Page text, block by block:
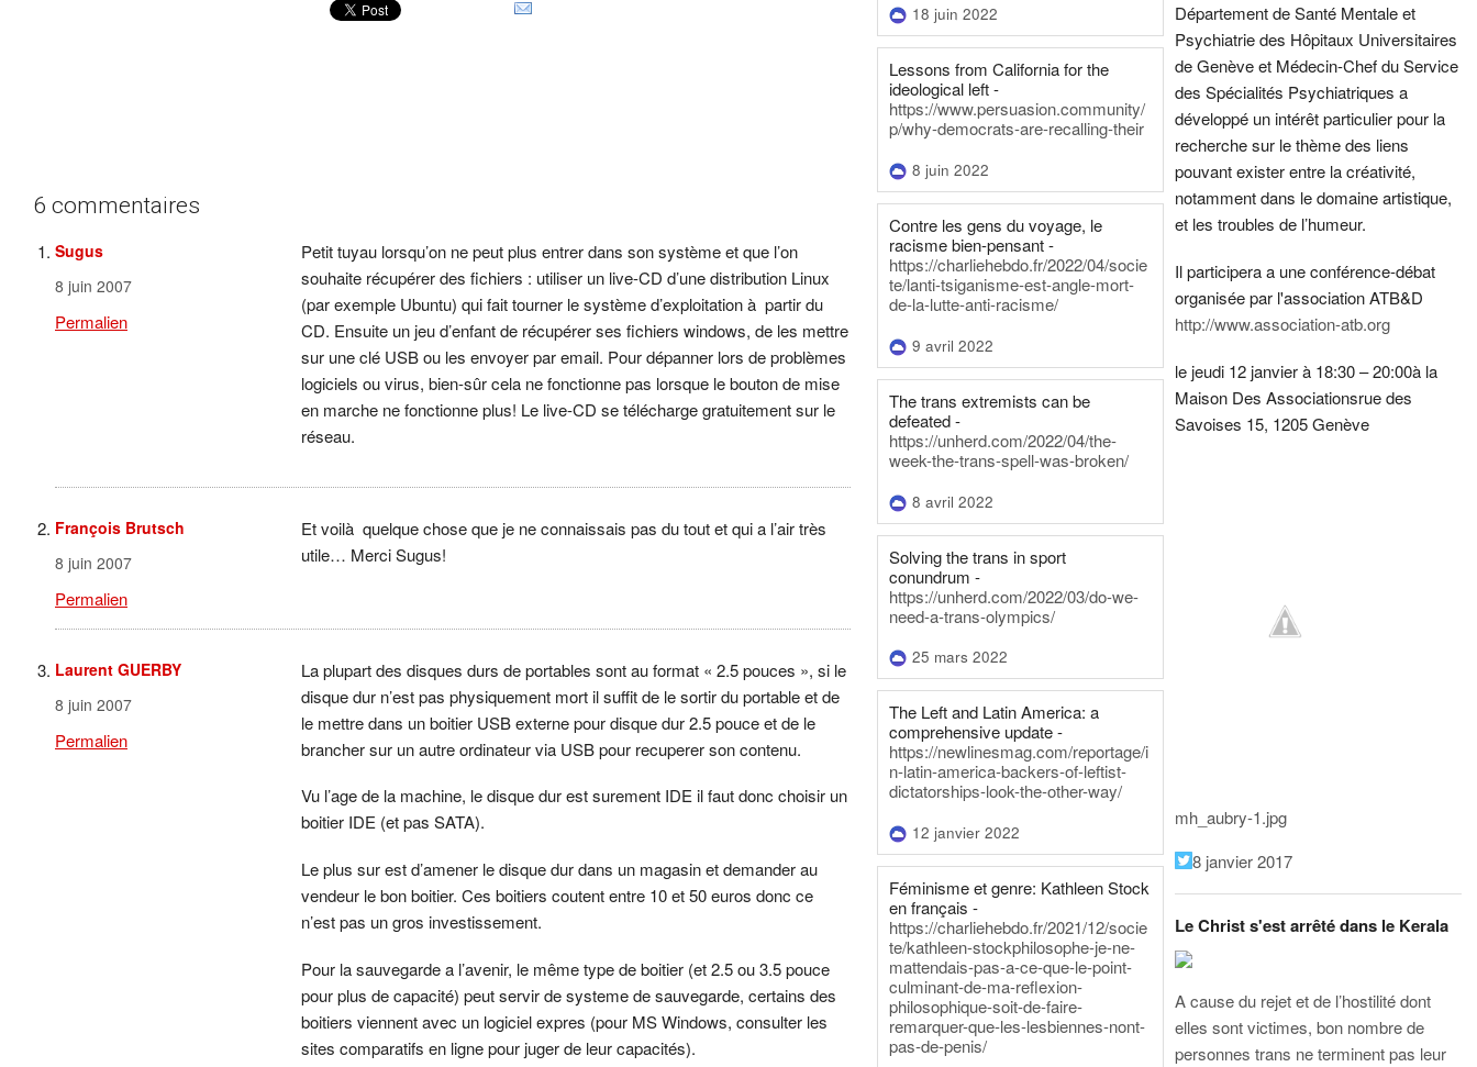
6 commentaires
Sugus
8 juin 2007
Permalien
Petit tuyau lorsqu’on ne peut plus entrer dans son système et que l’on
souhaite récupérer des fichiers : utiliser un live-CD d’une distribution Linux
(par exemple Ubuntu) qui fait tourner le système d’exploitation à partir du
CD. Ensuite un jeu d’enfant de récupérer ses fichiers windows, de les mettre
sur une clé USB ou les envoyer par email. Pour dépanner lors de problèmes
logiciels ou virus, bien-sûr cela ne fonctionne pas lorsque le bouton de mise
en marche ne fonctionne plus! Le live-CD se télécharge gratuitement sur le
réseau.
François Brutsch
8 juin 2007
Permalien
Et voilà quelque chose que je ne connaissais pas du tout et qui a l’air très
utile… Merci Sugus!
Laurent GUERBY
8 juin 2007
Permalien
La plupart des disques durs de portables sont au format « 2.5 pouces », si le
disque dur n’est pas physiquement mort il suffit de le sortir du portable et de
le mettre dans un boitier USB externe pour disque dur 2.5 pouce et de le
brancher sur un autre ordinateur via USB pour recuperer son contenu.
Vu l’age de la machine, le disque dur est surement IDE il faut donc choisir un
boitier IDE (et pas SATA).
Le plus sur est d’amener le disque dur dans un magasin et demander au
vendeur le bon boitier. Ces boitiers coutent entre 10 et 50 euros donc ce
n’est pas un gros investissement.
Pour la sauvegarde a l’avenir, le même type de boitier (et 2.5 ou 3.5 pouce
pour plus de capacité) peut servir de systeme de sauvegarde, certains des
boitiers viennent avec un logiciel expres (pour MS Windows, consulter les
sites comparatifs en ligne pour juger de leur capacités).
18 juin 2022
Lessons from California for the
ideological left -
https://www.persuasion.community/
p/why-democrats-are-recalling-their
8 juin 2022
Contre les gens du voyage, le
racisme bien-pensant -
https://charliehebdo.fr/2022/04/socie
te/lanti-tsiganisme-est-angle-mort-
de-la-lutte-anti-racisme/
9 avril 2022
The trans extremists can be
defeated -
https://unherd.com/2022/04/the-
week-the-trans-spell-was-broken/
8 avril 2022
Solving the trans in sport
conundrum -
https://unherd.com/2022/03/do-we-
need-a-trans-olympics/
25 mars 2022
The Left and Latin America: a
comprehensive update -
https://newlinesmag.com/reportage/i
n-latin-america-backers-of-leftist-
dictatorships-look-the-other-way/
12 janvier 2022
Féminisme et genre: Kathleen Stock
en français -
https://charliehebdo.fr/2021/12/socie
te/kathleen-stockphilosophe-je-ne-
mattendais-pas-a-ce-que-le-point-
culminant-de-ma-reflexion-
philosophique-soit-de-faire-
remarquer-que-les-lesbiennes-nont-
pas-de-penis/
Département de Santé Mentale et
Psychiatrie des Hôpitaux Universitaires
de Genève et Médecin-Chef du Service
des Spécialités Psychiatriques a
développé un intérêt particulier pour la
recherche sur le thème des liens
pouvant exister entre la créativité,
notamment dans le domaine artistique,
et les troubles de l’humeur.
Il participera a une conférence-débat
organisée par l'association ATB&D
http://www.association-atb.org
le jeudi 12 janvier à 18:30 – 20:00à la
Maison Des Associationsrue des
Savoises 15, 1205 Genève
mh_aubry-1.jpg
8 janvier 2017
Le Christ s'est arrêté dans le Kerala
A cause du rejet et de l’hostilité dont
elles sont victimes, bon nombre de
personnes trans ne terminent pas leur